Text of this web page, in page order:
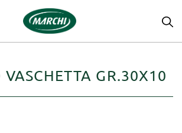
VASCHETTA GR.30X10